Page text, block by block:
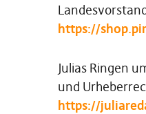
https://
Julias Ringen
und
https://